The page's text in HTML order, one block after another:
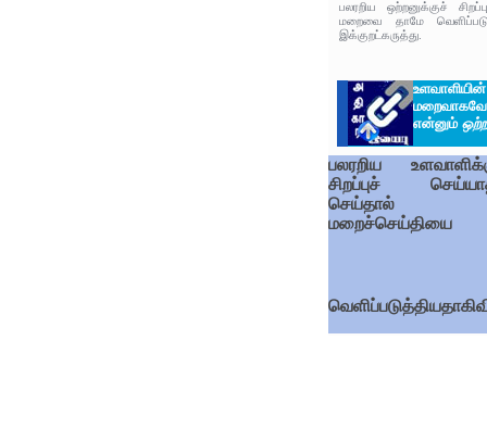
பலரறிய ஒற்றனுக்குச்
மறைவை தாமே
இக்குறட்கருத்து.
என்னும்
பலரறிய
சிறப்புச்
செய்தால்
மறைச்செய்தியை